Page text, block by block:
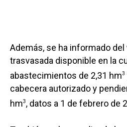
Además, se ha informado del
trasvasada disponible en la
abastecimientos de 2,31 hm3
cabecera autorizado y
hm3, datos a 1 de febrero de